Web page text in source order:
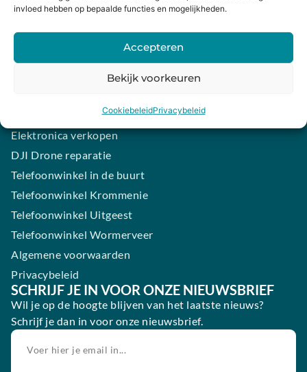
invloed hebben op bepaalde functies en mogelijkheden.
Accepteren
Bekijk voorkeuren
CookiebeleidPrivacybeleid
Garantie
Contact
Samsung smartphone laten maken
Elektronica verkopen
DJI Drone reparatie
Telefoonwinkel in de buurt
Telefoonwinkel Krommenie
Telefoonwinkel Uitgeest
Telefoonwinkel Wormerveer
Algemene voorwaarden
Privacybeleid
SCHRIJF JE IN VOOR ONZE NIEUWSBRIEF
Wil je op de hoogte blijven van het laatste nieuws?
Schrijf je dan in voor onze nieuwsbrief.